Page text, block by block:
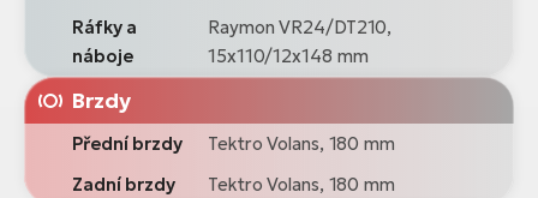
Ráfky a
náboje
Raymon VR24/DT210,
15x110/12x148 mm
Brzdy
Přední brzdy
Tektro Volans, 180 mm
Zadní brzdy
Tektro Volans, 180 mm